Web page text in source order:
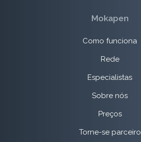
Mokapen
Como funciona
Rede
Especialistas
Sobre nós
Preços
Torne-se parceiro